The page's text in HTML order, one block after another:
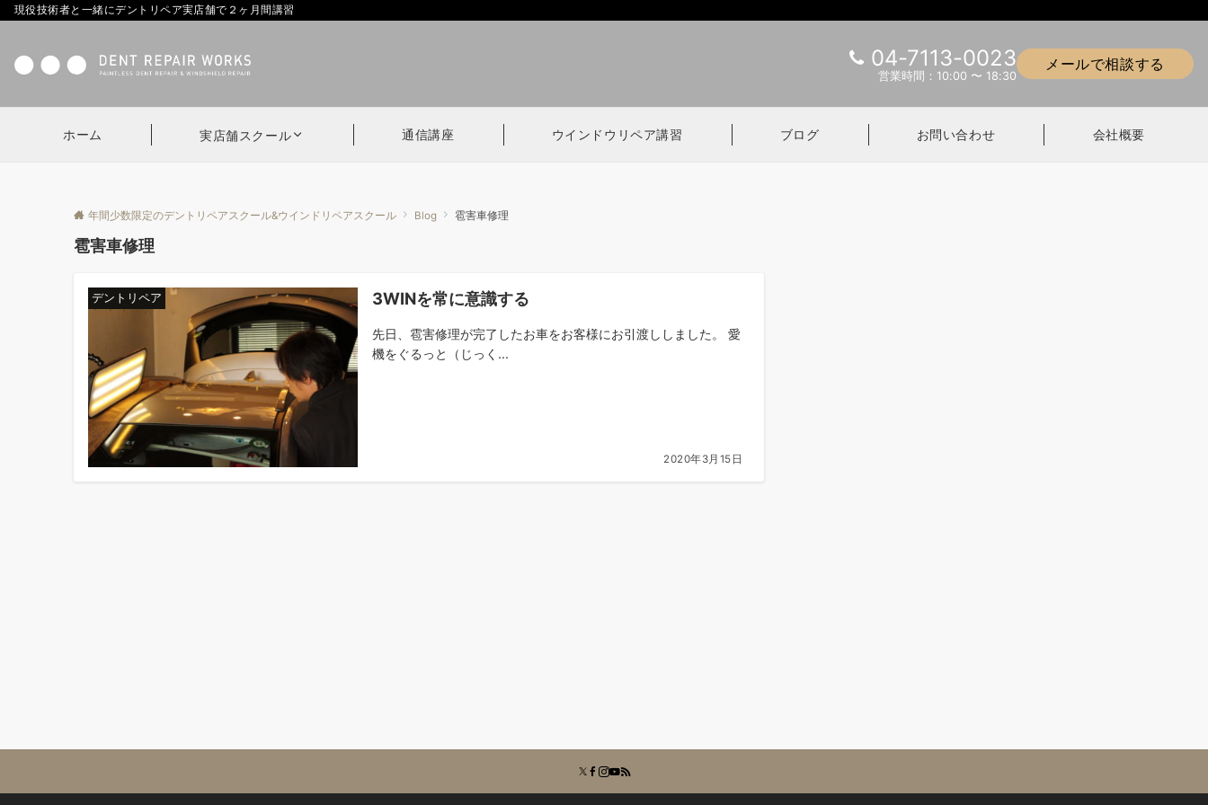
現役技術者と一緒にデントリペア実店舗で２ヶ月間講習
04-7113-0023
営業時間：10:00 〜 18:30
メールで相談する
ホーム 実店舗スクール 通信講座 ウインドウリペア講習 ブログ お問い合わせ 会社概要
年間少数限定のデントリペアスクール&ウインドリペアスクール Blog 雹害車修理
雹害車修理
デントリペア 3WINを常に意識する
先日、雹害修理が完了したお車をお客様にお引渡ししました。 愛
機をぐるっと（じっく...
2020年3月15日